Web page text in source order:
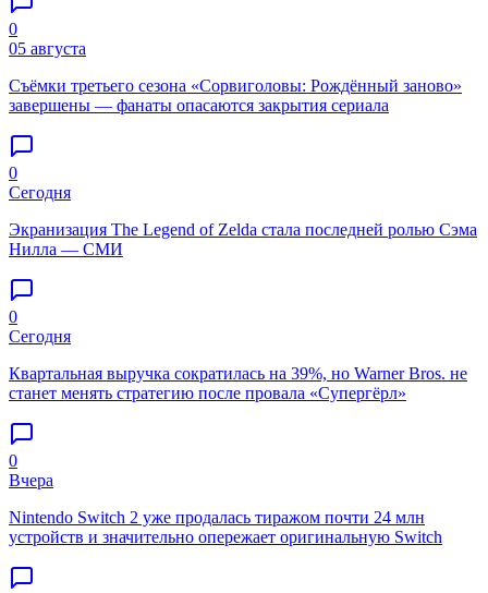
0
05 августа
Съёмки третьего сезона «Сорвиголовы: Рождённый заново»
завершены — фанаты опасаются закрытия сериала
0
Сегодня
Экранизация The Legend of Zelda стала последней ролью Сэма
Нилла — СМИ
0
Сегодня
Квартальная выручка сократилась на 39%, но Warner Bros. не
станет менять стратегию после провала «Супергёрл»
0
Вчера
Nintendo Switch 2 уже продалась тиражом почти 24 млн
устройств и значительно опережает оригинальную Switch